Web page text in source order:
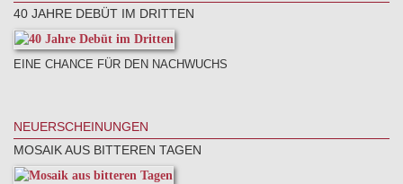
40 JAHRE DEBÜT IM DRITTEN
EINE CHANCE FÜR DEN NACHWUCHS
NEUERSCHEINUNGEN
MOSAIK AUS BITTEREN TAGEN